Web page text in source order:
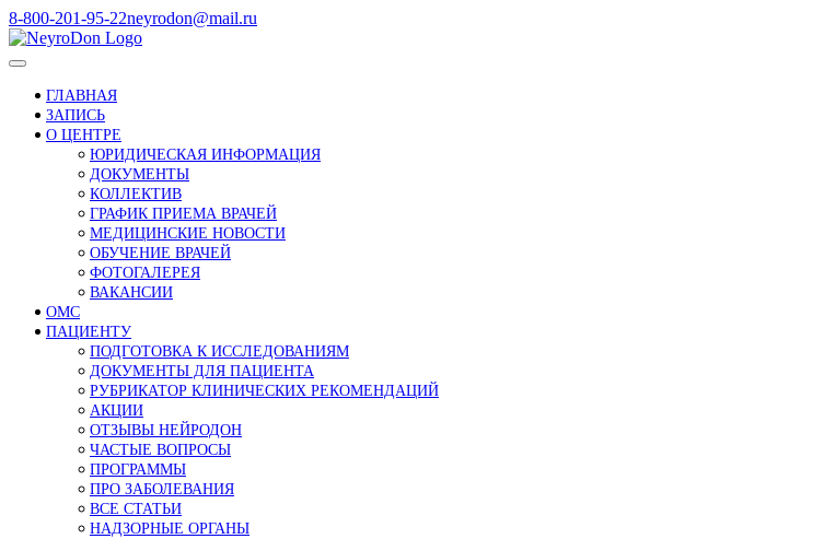
Skip
to
content
8-800-201-95-22neyrodon@mail.ru
ГЛАВНАЯ
ЗАПИСЬ
О ЦЕНТРЕ
ЮРИДИЧЕСКАЯ ИНФОРМАЦИЯ
ДОКУМЕНТЫ
КОЛЛЕКТИВ
ГРАФИК ПРИЕМА ВРАЧЕЙ
МЕДИЦИНСКИЕ НОВОСТИ
ОБУЧЕНИЕ ВРАЧЕЙ
ФОТОГАЛЕРЕЯ
ВАКАНСИИ
ОМС
ПАЦИЕНТУ
ПОДГОТОВКА К ИССЛЕДОВАНИЯМ
ДОКУМЕНТЫ ДЛЯ ПАЦИЕНТА
РУБРИКАТОР КЛИНИЧЕСКИХ РЕКОМЕНДАЦИЙ
АКЦИИ
ОТЗЫВЫ НЕЙРОДОН
ЧАСТЫЕ ВОПРОСЫ
ПРОГРАММЫ
ПРО ЗАБОЛЕВАНИЯ
ВСЕ СТАТЬИ
НАДЗОРНЫЕ ОРГАНЫ